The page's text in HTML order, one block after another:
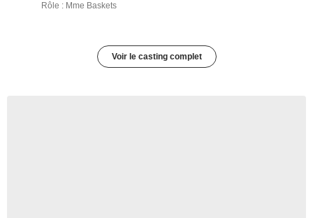
Rôle : Mme Baskets
Voir le casting complet